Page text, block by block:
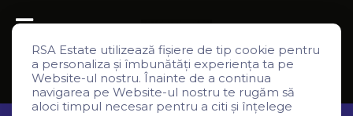
RSA Estate utilizează fişiere de tip cookie pentru
a personaliza și îmbunătăți experiența ta pe
Website-ul nostru. Înainte de a continua
navigarea pe Website-ul nostru te rugăm să
aloci timpul necesar pentru a citi și înțelege